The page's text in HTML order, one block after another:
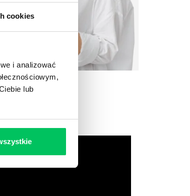
cookies
i analizować
lub